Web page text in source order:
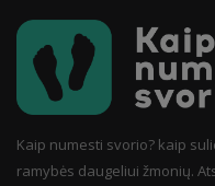
Kaip numesti svorio? kaip
ramybės daugeliui žmonių.